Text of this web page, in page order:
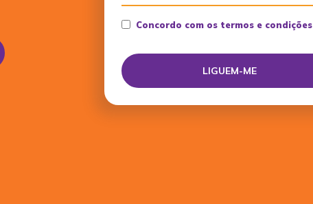
Concordo com os termos e condições